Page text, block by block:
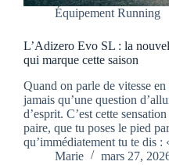
Équipement Running
L’Adizero Evo SL : la
qui marque cette saison
Quand on parle de vitesse
jamais qu’une question
d’esprit. C’est cette
paire, que tu poses le pied
qu’immédiatement tu te dis
Marie
mars 27,